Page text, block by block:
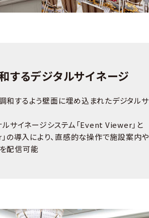
するデジタルサイネージ
和するよう壁面に埋め込まれたデジタルサ
サイネージシステム「Event Viewer」と
の導入により、直感的な操作で施設案内や
配信可能